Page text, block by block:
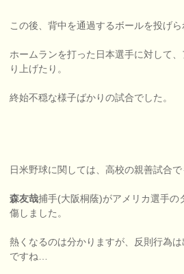
この後、背中を通過するボールを投げら
ホームランを打った日本選手に対して
り上げたり。
終始不穏な様子ばかりの試合でした。
日米野球に関しては、高校の親善試合で
森友哉捕手(大阪桐蔭)がアメリカ選手の
傷しました。
熱くなるのは分かりますが、反則行為
ですね…